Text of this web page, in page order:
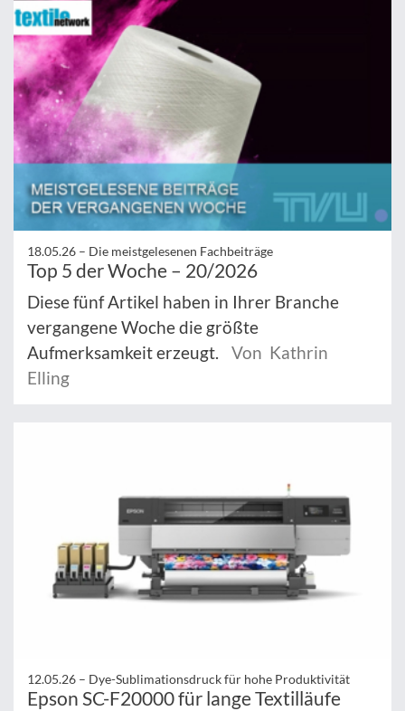
18.05.26 – Die meistgelesenen Fachbeiträge
Top 5 der Woche – 20/2026
Diese fünf Artikel haben in Ihrer Branche
vergangene Woche die größte
Aufmerksamkeit erzeugt.
Von Kathrin
Elling
12.05.26 – Dye-Sublimationsdruck für hohe Produktivität
Epson SC-F20000 für lange Textilläufe